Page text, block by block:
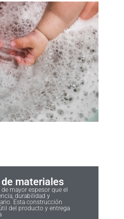
materiales
mayor espesor que el
durabilidad y
Esta construcción
del producto y entrega